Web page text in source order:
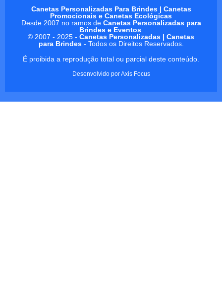
Canetas Personalizadas Para Brindes | Canetas
Promocionais e Canetas Ecológicas
Desde 2007 no ramos de Canetas Personalizadas para
Brindes e Eventos.
© 2007 - 2025 - Canetas Personalizadas | Canetas
para Brindes- Todos os Direitos Reservados.
É proibida a reprodução total ou parcial deste conteúdo.
Desenvolvido porAxis Focus